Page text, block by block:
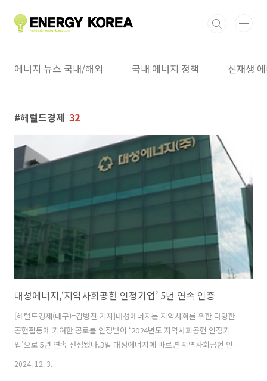
에너지 뉴스 국내/해외 국내 에너지 정책 신재생
헤럴드경제 32
대성에너지,‘지역사회공헌 인정기업’ 5년 연속 인증
[헤럴드경제(대구)=김병진 기자]대성에너지는 지역사회를 위한 다양한
공헌활동에 기여한 공로를 인정받아 ‘2024년도 지역사회공헌 인정기
업’으로 5년 연속 선정됐다.3일 대성에너지에 따르면 지역사회공헌 인정
제도는 지속적인 사회공헌활동을 펼친 기업을 보건복지부와 한국사회복
2024. 12. 3.